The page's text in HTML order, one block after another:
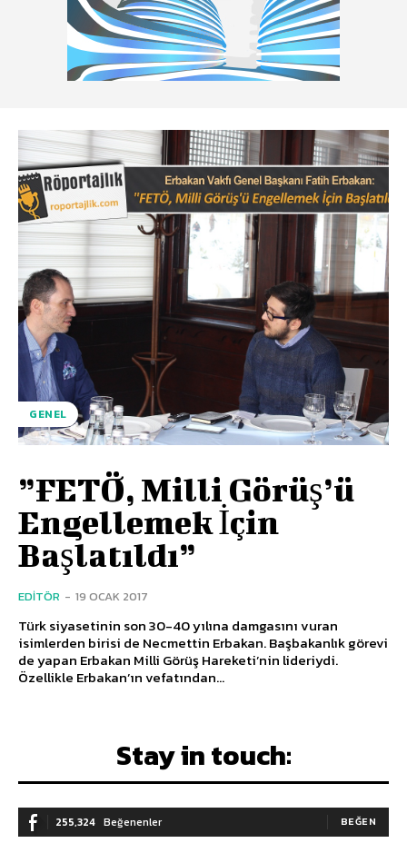
GENEL
”FETÖ, Milli Görüş’ü
Engellemek İçin
Başlatıldı”
EDITÖR - 19 OCAK 2017
Türk siyasetinin son 30-40 yılına damgasını vuran
isimlerden birisi de Necmettin Erbakan. Başbakanlık görevi
de yapan Erbakan Milli Görüş Hareketi’nin lideriydi.
Özellikle Erbakan’ın vefatından...
Stay in touch:
255,324 Beğenenler BEĞEN